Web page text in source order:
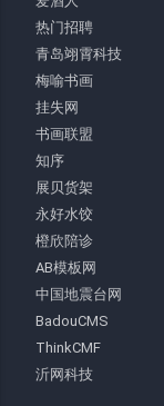
热门招聘
青岛翊霄科技
梅喻书画
挂失网
书画联盟
知序
展贝货架
永好水饺
橙欣陪诊
AB模板网
中国地震台网
BadouCMS
ThinkCMF
沂网科技